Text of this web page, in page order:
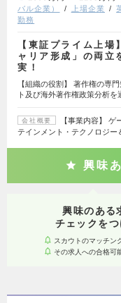
バル企業）
上場企業
勤務
【東証プライム上
ャリア形成」の両立
実！
【組織の役割】 著作権の専
ト及び海外著作権政策分析
会社概要
【事業内容】
テインメント・テクノロジー
興味
興味のある
チェックを
スカウトのマッチン
その求人への合格可